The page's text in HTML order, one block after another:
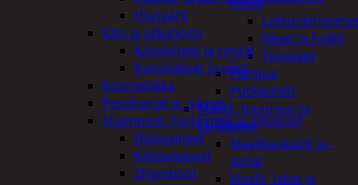
Nipat ja holkit
Tiivisteet
Pumput
Putkipihdit
Maalit, muuraus ja
tarvikkeet
Maalikaukalot ja -
astiat
Maalit, lakat ja
Hiusvärit
Käsi ja jalkahoito
Käsivoiteet ja rasvat
Kynsisakset ja viilat
Kosmetiikka
Pesuharjat ja -sienet
Shampoot, hoitaineet ja saippuat
Hoitoaineet
Käsisaippuat
Shampoot